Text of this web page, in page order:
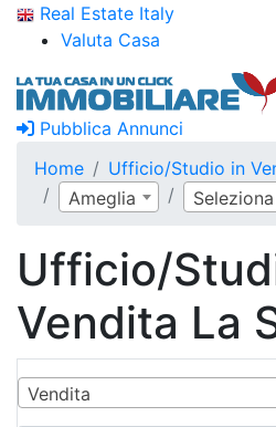
Real Estate Italy
Valuta Casa
Pubblica Annunci
Home
Ufficio/Studio in
Ameglia
Ufficio/
Vendita La
Vendita